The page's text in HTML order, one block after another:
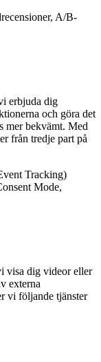
A/B-
erbjuda dig
och göra det
mer bekvämt. Med
från tredje part på
Tracking)
Mode,
visa dig videor eller
externa
vi följande tjänster